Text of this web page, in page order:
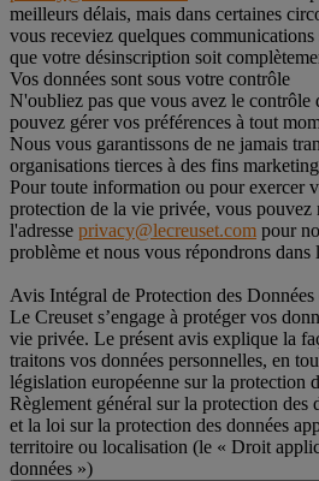
meilleurs délais, mais dans certaines
vous receviez quelques
que votre désinscription soit
Vos données sont sous votre contrôle
N'oubliez pas que vous avez le contrôle
pouvez gérer vos préférences à tout
Nous vous garantissons de ne jamais
organisations tierces à des fins
Pour toute information ou pour exercer
protection de la vie privée, vous pouvez
l'adresse privacy@lecreuset.com pour
problème et nous vous répondrons dans
Avis Intégral de Protection des
Le Creuset s’engage à protéger vos
vie privée. Le présent avis explique la
traitons vos données personnelles, en
législation européenne sur la protection
Règlement général sur la protection des
et la loi sur la protection des données
territoire ou localisation (le « Droit
données »)